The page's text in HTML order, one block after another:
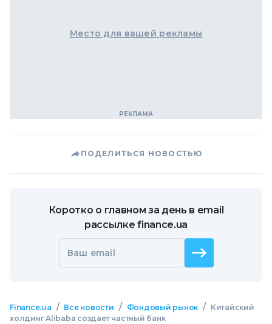
Место для вашей рекламы
ПОДЕЛИТЬСЯ НОВОСТЬЮ
Коротко о главном за день в email
рассылке finance.ua
Ваш email
Finance.ua / Все новости / Фондовый рынок /
Китайский
холдинг Alibaba создает частный банк